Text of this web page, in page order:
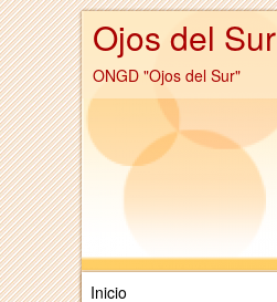
Ojos del Sur
ONGD "Ojos del Sur"
Inicio